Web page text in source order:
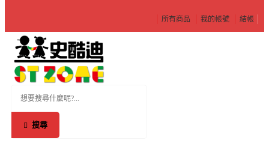
所有商品 我的帳號 結帳
搜尋